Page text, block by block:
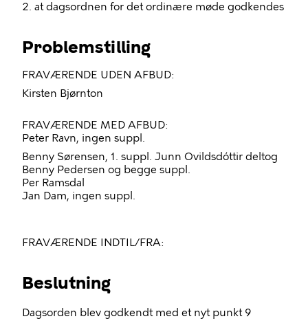
2. at dagsordnen for det ordinære møde godkendes
Problemstilling
FRAVÆRENDE UDEN AFBUD:
Kirsten Bjørnton
FRAVÆRENDE MED AFBUD:
Peter Ravn, ingen suppl.
Benny Sørensen, 1. suppl. Junn Ovildsdóttir deltog
Benny Pedersen og begge suppl.
Per Ramsdal
Jan Dam, ingen suppl.
FRAVÆRENDE INDTIL/FRA:
Beslutning
Dagsorden blev godkendt med et nyt punkt 9